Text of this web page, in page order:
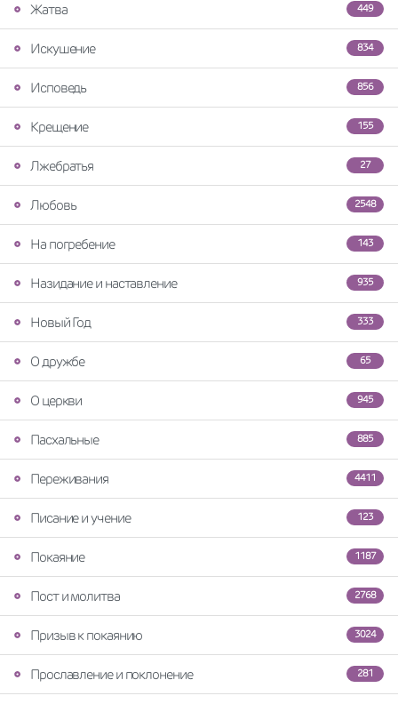
449
Жатва
834
Искушение
856
Исповедь
155
Крещение
27
Лжебратья
2548
Любовь
143
На погребение
935
Назидание и наставление
333
Новый Год
65
О дружбе
945
О церкви
885
Пасхальные
4411
Переживания
123
Писание и учение
1187
Покаяние
2768
Пост и молитва
3024
Призыв к покаянию
281
Прославление и поклонение